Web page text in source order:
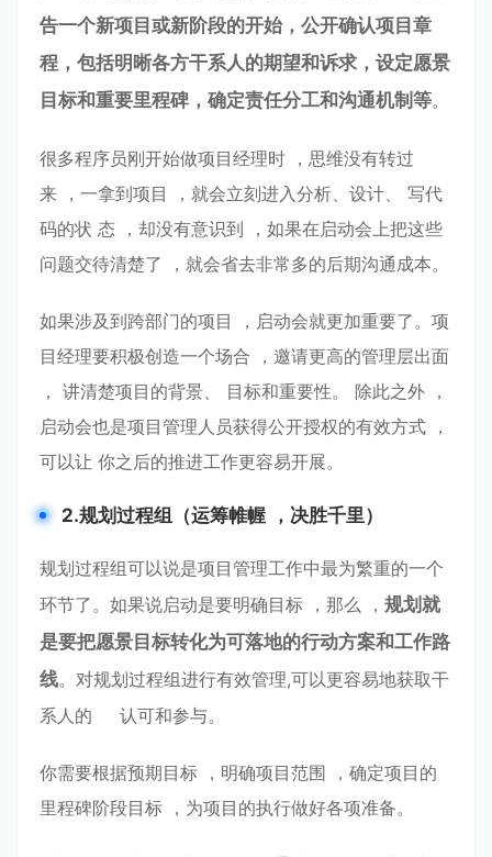
告⼀个新项⽬或新阶段的开始 ，公开确认项⽬章
程 ，包括明晰各⽅⼲系⼈的期望和诉求 ， 设定愿景
⽬标和重要⾥程碑 ，确定责任分⼯和沟通机制等。
很多程序员刚开始做项⽬经理时 ，思维没有转过
来 ，⼀拿到项⽬ ，就会⽴刻进⼊分析、设计、 写代
码的状 态 ，却没有意识到 ，如果在启动会上把这些
问题交待清楚了 ，就会省去⾮常多的后期沟通成本。
如果涉及到跨部⻔的项⽬ ，启动会就更加重要了。项
⽬经理要积极创造⼀个场合 ，邀请更⾼的管理层出⾯
， 讲清楚项⽬的背景、 ⽬标和重要性。 除此之外 ，
启动会也是项⽬管理⼈员获得公开授权的有效⽅式 ，
可以让 你之后的推进⼯作更容易开展。
2.规划过程组（运筹帷幄 ，决胜千⾥）
规划过程组可以说是项⽬管理⼯作中最为繁重的⼀个
环节了。如果说启动是要明确⽬标 ，那么 ， 规划就
是要把愿景⽬标转化为可落地的⾏动⽅案和⼯作路
线。对规划过程组进⾏有效管理,可以更容易地获取⼲
系⼈的 认可和参与。
你需要根据预期⽬标 ，明确项⽬范围 ，确定项⽬的
⾥程碑阶段⽬标 ，为项⽬的执⾏做好各项准备。